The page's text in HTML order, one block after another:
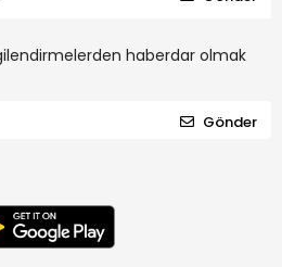
haberdar olmak
Gönder